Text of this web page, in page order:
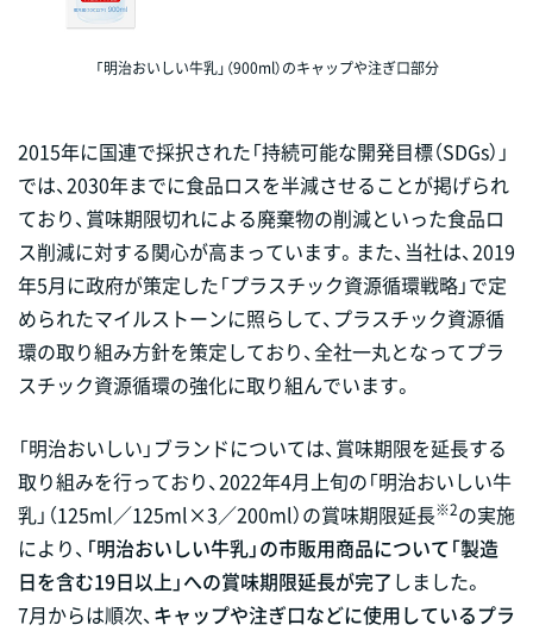
「明治おいしい牛乳」（900ml）のキャップや注ぎ口部分
2015年に国連で採択された「持続可能な開発目標（SDGs）」
では、2030年までに食品ロスを半減させることが掲げられ
ており、賞味期限切れによる廃棄物の削減といった食品ロ
ス削減に対する関心が高まっています。また、当社は、2019
年5月に政府が策定した「プラスチック資源循環戦略」で定
められたマイルストーンに照らして、プラスチック資源循
環の取り組み方針を策定しており、全社一丸となってプラ
スチック資源循環の強化に取り組んでいます。
「明治おいしい」ブランドについては、賞味期限を延長する
取り組みを行っており、2022年4月上旬の「明治おいしい牛
乳」（125ml／125ml×3／200ml）の賞味期限延長※2の実施
により、 「明治おいしい牛乳」の市販用商品について「製造
日を含む19日以上」への賞味期限延長が完了 しました。
7月からは順次、 キャップや注ぎ口などに使用しているプラ